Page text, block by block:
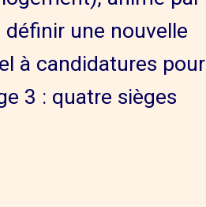
définir une nouvelle
à candidatures pour
3 : quatre sièges